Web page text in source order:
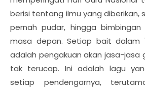
berisi tentang ilmu yang diberikan,
pernah pudar, hingga
masa depan. Setiap bait dalam
adalah pengakuan akan jasa-jasa
tak terucap. Ini adalah lagu
setiap pendengarnya,